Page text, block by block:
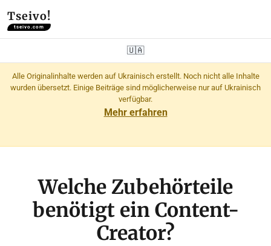
Tseivo!
tseivo.com
🇺🇦
Alle Originalinhalte werden auf Ukrainisch erstellt. Noch nicht alle Inhalte
wurden übersetzt. Einige Beiträge sind möglicherweise nur auf Ukrainisch
verfügbar.
Mehr erfahren
Welche Zubehörteile
benötigt ein Content-
Creator?